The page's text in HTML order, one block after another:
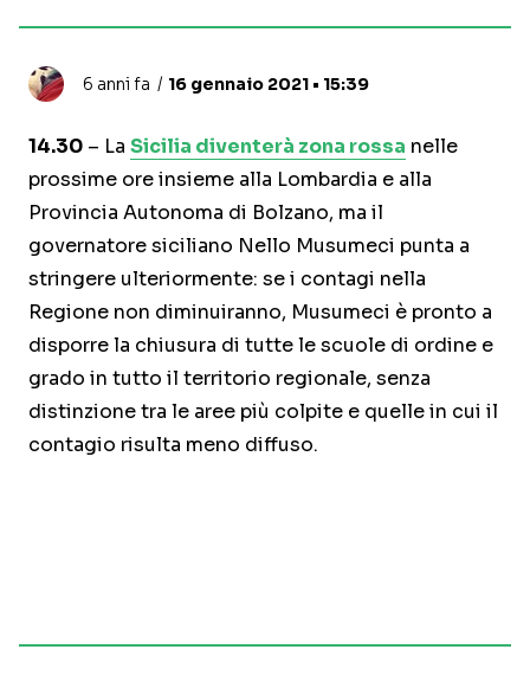
6 anni fa 16 gennaio 2021 • 15:39
14.30 – La Sicilia diventerà zona rossa nelle
prossime ore insieme alla Lombardia e alla
Provincia Autonoma di Bolzano, ma il
governatore siciliano Nello Musumeci punta a
stringere ulteriormente: se i contagi nella
Regione non diminuiranno, Musumeci è pronto a
disporre la chiusura di tutte le scuole di ordine e
grado in tutto il territorio regionale, senza
distinzione tra le aree più colpite e quelle in cui il
contagio risulta meno diffuso.